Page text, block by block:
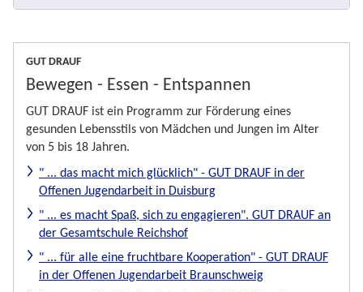
GUT DRAUF
Bewegen - Essen - Entspannen
GUT DRAUF ist ein Programm zur Förderung eines
gesunden Lebensstils von Mädchen und Jungen im Alter
von 5 bis 18 Jahren.
" ... das macht mich glücklich" - GUT DRAUF in der
Offenen Jugendarbeit in Duisburg
" ... es macht Spaß, sich zu engagieren". GUT DRAUF an
der Gesamtschule Reichshof
" ... für alle eine fruchtbare Kooperation" - GUT DRAUF
in der Offenen Jugendarbeit Braunschweig